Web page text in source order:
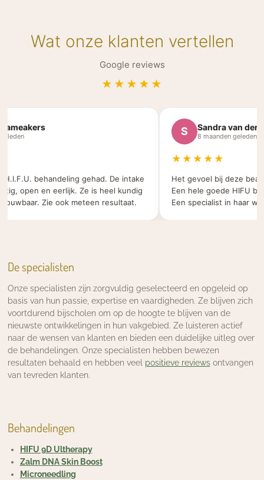
Wat onze klanten vertellen
Google reviews
★★★★★
behandeling gehad. De intake
open en eerlijk. Ze is heel kundig
Zie ook meteen resultaat.
S Sandra van der
8 maanden geleden
★★★★★
Het gevoel bij deze beauty
Een hele goede HIFU
Een specialist in haar werk.
De specialisten
Onze specialisten zijn zorgvuldig geselecteerd en opgeleid op
basis van hun passie, expertise en vaardigheden. Ze blijven zich
voortdurend bijscholen om op de hoogte te blijven van de
nieuwste ontwikkelingen in hun vakgebied. Ze luisteren actief
naar de wensen van klanten en bieden een duidelijke uitleg over
de behandelingen. Onze specialisten hebben bewezen
resultaten behaald en hebben veel positieve reviews ontvangen
van tevreden klanten.
Behandelingen
HIFU 9D Ultherapy
Zalm DNA Skin Boost
Microneedling